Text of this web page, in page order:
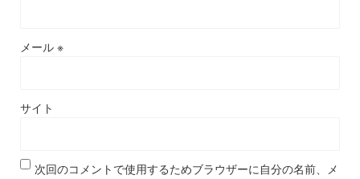
メール ※
サイト
次回のコメントで使用するためブラウザーに自分の名前、メ